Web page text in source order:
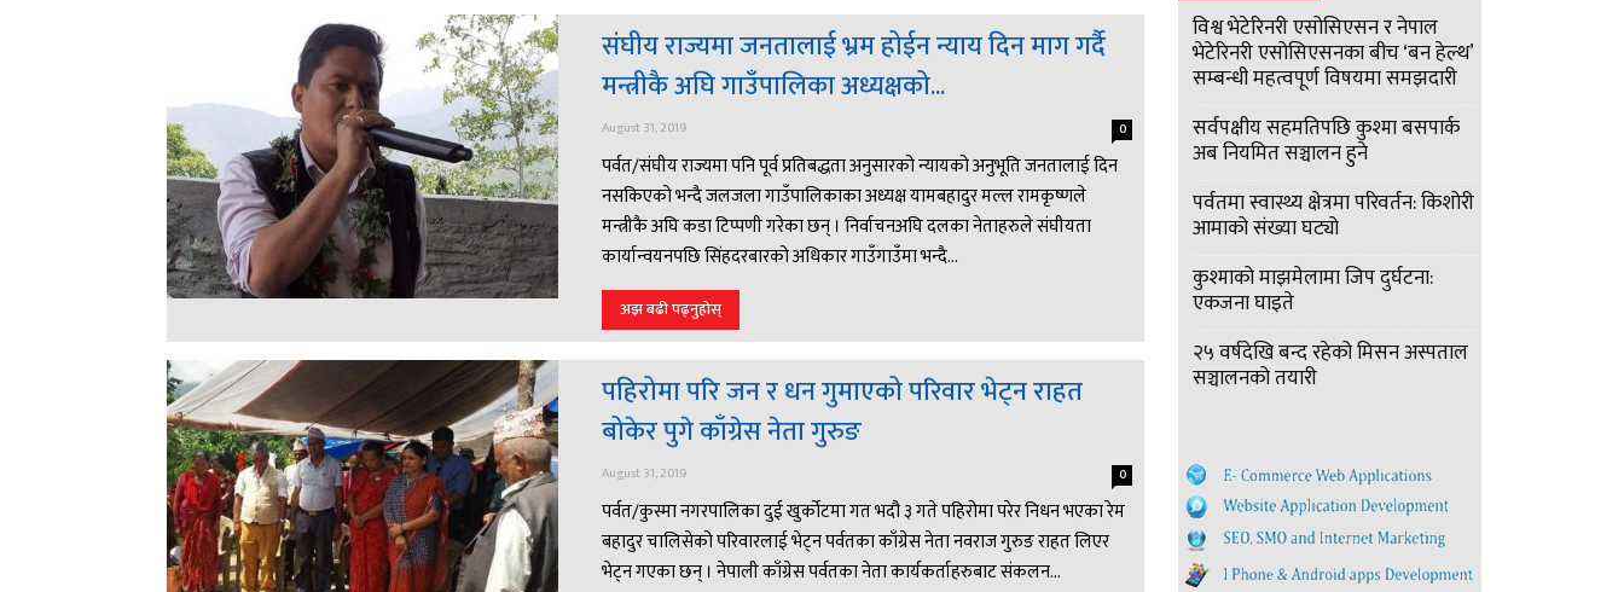
संघीय राज्यमा जनतालाई भ्रम होईन न्याय दिन माग गर्दै
मन्त्रीकै अघि गाउँपालिका अध्यक्षको...
August 31, 2019 0
पर्वत/संघीय राज्यमा पनि पूर्व प्रतिबद्धता अनुसारको न्यायको अनुभूति जनतालाई दिन
नसकिएको भन्दै जलजला गाउँपालिकाका अध्यक्ष यामबहादुर मल्ल रामकृष्णले
मन्त्रीकै अघि कडा टिप्पणी गरेका छन् । निर्वाचनअघि दलका नेताहरुले संघीयता
कार्यान्वयनपछि सिंहदरबारको अधिकार गाउँगाउँमा भन्दै...
अझ बढी पढ्नुहोस्
पहिरोमा परि जन र धन गुमाएको परिवार भेट्न राहत
बोकेर पुगे काँग्रेस नेता गुरुङ
August 31, 2019 0
पर्वत/कुस्मा नगरपालिका दुई खुर्कोटमा गत भदौ ३ गते पहिरोमा परेर निधन भएका रेम
बहादुर चालिसेको परिवारलाई भेट्न पर्वतका काँग्रेस नेता नवराज गुरुङ राहत लिएर
भेट्न गएका छन् । नेपाली काँग्रेस पर्वतका नेता कार्यकर्ताहरुबाट संकलन...
विश्व भेटेरिनरी एसोसिएसन र नेपाल
भेटेरिनरी एसोसिएसनका बीच ‘बन हेल्थ’
सम्बन्धी महत्वपूर्ण विषयमा समझदारी
सर्वपक्षीय सहमतिपछि कुश्मा बसपार्क
अब नियमित सञ्चालन हुने
पर्वतमा स्वास्थ्य क्षेत्रमा परिवर्तन: किशोरी
आमाको संख्या घट्यो
कुश्माको माझमेलामा जिप दुर्घटना:
एकजना घाइते
२५ वर्षदेखि बन्द रहेको मिसन अस्पताल
सञ्चालनको तयारी